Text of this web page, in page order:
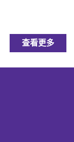
查看更多